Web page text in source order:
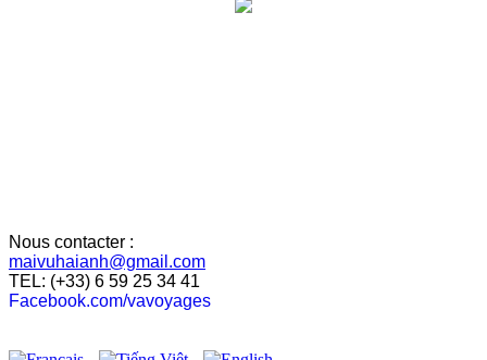
Nous contacter :
maivuhaianh@gmail.com
TEL: (+33) 6 59 25 34 41
Facebook.com/vavoyages